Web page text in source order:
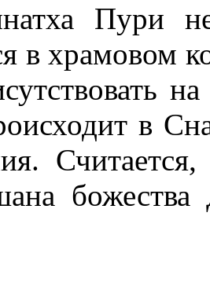
Пури
в храмовом
в
божества